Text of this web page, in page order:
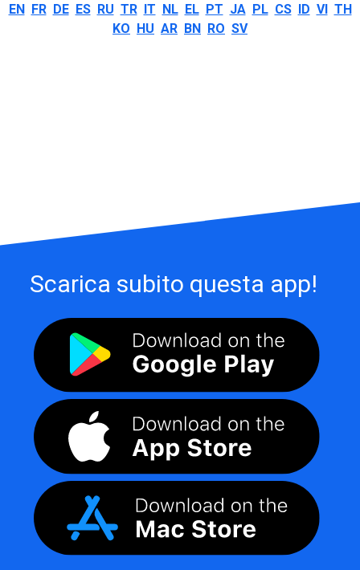
EN FR DE ES RU TR IT NL EL PT JA PL CS ID VI TH
KO HU AR BN RO SV
Scarica subito questa app!